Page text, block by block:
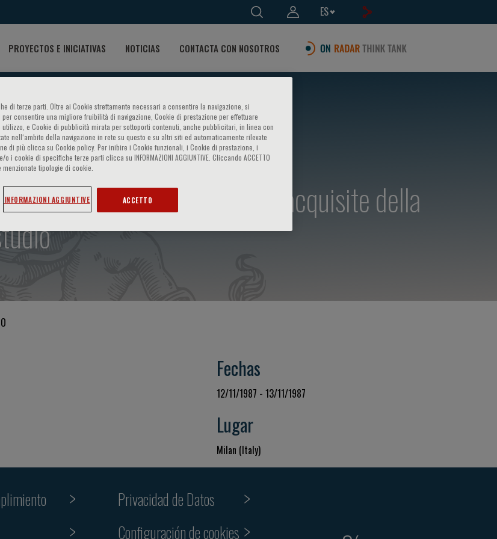
ES
PROYECTOS E INICIATIVAS NOTICIAS CONTACTA CON NOSOTROS
- Alterazioni congenite ed acquisite della
Fechas
12/11/1987 - 13/11/1987
Lugar
Milan (Italy)
Privacidad de Datos
Configuración de cookies
di terze parti. Oltre ai Cookie strettamente necessari a consentire la navigazione, si
consentire una migliore fruibilità di navigazione, Cookie di prestazione per effettuare
utilizzo, e Cookie di pubblicità mirata per sottoporti contenuti, anche pubblicitari, in linea con
nell‘ambito della navigazione in rete su questo e su altri siti ed automaticamente rilevate
di più clicca su Cookie policy. Per inibire i Cookie funzionali, i Cookie di prestazione, i
i cookie di specifiche terze parti clicca su INFORMAZIONI AGGIUNTIVE. Cliccando ACCETTO
tipologie di cookie.
INFORMAZIONI AGGIUNTIVE ACCETTO